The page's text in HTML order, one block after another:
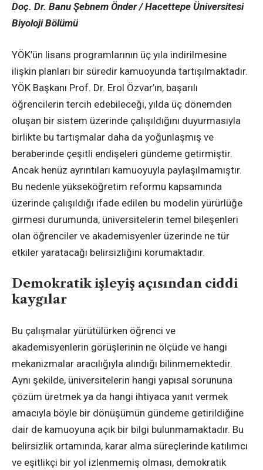
Doç. Dr. Banu Şebnem Önder / Hacettepe Üniversitesi
Biyoloji Bölümü
YÖK’ün lisans programlarının üç yıla indirilmesine
ilişkin planları bir süredir kamuoyunda tartışılmaktadır.
YÖK Başkanı Prof. Dr. Erol Özvar’ın, başarılı
öğrencilerin tercih edebileceği, yılda üç dönemden
oluşan bir sistem üzerinde çalışıldığını duyurmasıyla
birlikte bu tartışmalar daha da yoğunlaşmış ve
beraberinde çeşitli endişeleri gündeme getirmiştir.
Ancak henüz ayrıntıları kamuoyuyla paylaşılmamıştır.
Bu nedenle yükseköğretim reformu kapsamında
üzerinde çalışıldığı ifade edilen bu modelin yürürlüğe
girmesi durumunda, üniversitelerin temel bileşenleri
olan öğrenciler ve akademisyenler üzerinde ne tür
etkiler yaratacağı belirsizliğini korumaktadır.
Demokratik işleyiş açısından ciddi
kaygılar
Bu çalışmalar yürütülürken öğrenci ve
akademisyenlerin görüşlerinin ne ölçüde ve hangi
mekanizmalar aracılığıyla alındığı bilinmemektedir.
Aynı şekilde, üniversitelerin hangi yapısal sorununa
çözüm üretmek ya da hangi ihtiyaca yanıt vermek
amacıyla böyle bir dönüşümün gündeme getirildiğine
dair de kamuoyuna açık bir bilgi bulunmamaktadır. Bu
belirsizlik ortamında, karar alma süreçlerinde katılımcı
ve eşitlikçi bir yol izlenmemiş olması, demokratik